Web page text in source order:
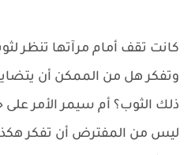
كانت تقف أمام مرآتها تنظر
وتفكر هل من الممكن أن
ذلك الثوب؟ أم سيمر الأمر على
ليس من المفترض أن تفكر